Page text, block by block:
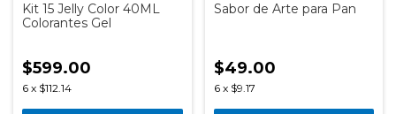
Kit 15 Jelly Color 40ML
Colorantes Gel
$599.00
6 x $112.14
Sabor de Arte para Pan
$49.00
6 x $9.17